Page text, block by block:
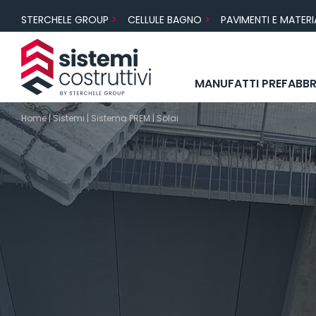
contenuto
STERCHELE GROUP CELLULE BAGNO PAVIMENTI E
MANUFATTI
TRAVI PREM
PILASTRI
SISTEMA PREM
NODI
SUPPORTO AL PROGETTISTA
SUPPORTO AL COLLAUDO
SVILUPPATORE
COMMITTENTE
FAQ E APPROFONDIMENTI
AREE DI BUSINESS
Home|Sistemi | Sistema PREM | Solai